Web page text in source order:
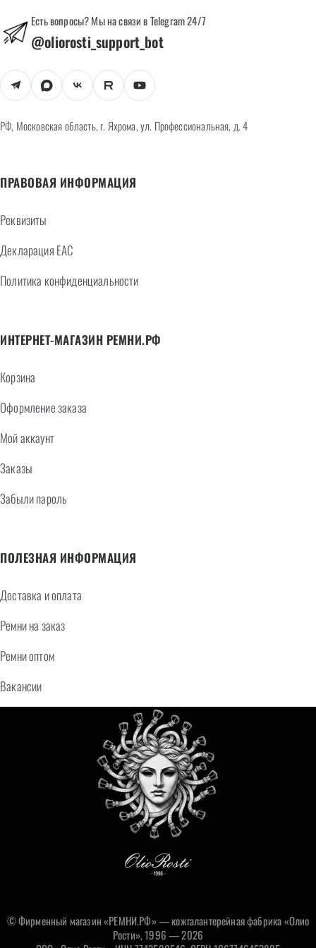
Есть вопросы? Мы на связи в Telegram 24/7
@oliorosti_support_bot
РФ, Московская область, г. Яхрома, ул. Профессиональная, д. 4
ПРАВОВАЯ ИНФОРМАЦИЯ
Реквизиты
Декларация EAC
Политика конфиденциальности
ИНТЕРНЕТ-МАГАЗИН РЕМНИ.РФ
Корзина
Оформление заказа
Мой аккаунт
Заказы
Забыли пароль
ПОЛЕЗНАЯ ИНФОРМАЦИЯ
Доставка и оплата
Ремни на заказ
Ремни оптом
Вакансии
© Фирменный магазин «РЕМНИ.РФ» — кожгалантерейная фабрика «Олио
Рости», 1996 — 2026